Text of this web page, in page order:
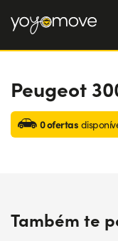
OFERTAS DE
Particulares
Empresas
OFERTAS DE
DE CARROS
Trabalha
POR QUE É
Peugeot
0 ofertas
Também te